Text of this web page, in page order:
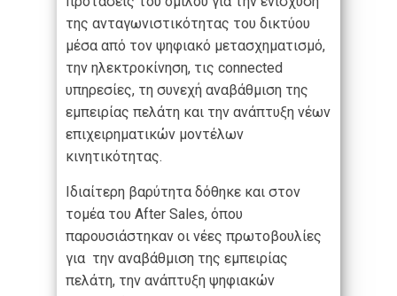
της ανταγωνιστικότητας του δικτύου
μέσα από τον ψηφιακό μετασχηματισμό,
την ηλεκτροκίνηση, τις connected
υπηρεσίες, τη συνεχή αναβάθμιση της
εμπειρίας πελάτη και την ανάπτυξη νέων
επιχειρηματικών μοντέλων
κινητικότητας.
Ιδιαίτερη βαρύτητα δόθηκε και στον
τομέα του After Sales, όπου
παρουσιάστηκαν οι νέες πρωτοβουλίες
για την αναβάθμιση της εμπειρίας
πελάτη, την ανάπτυξη ψηφιακών